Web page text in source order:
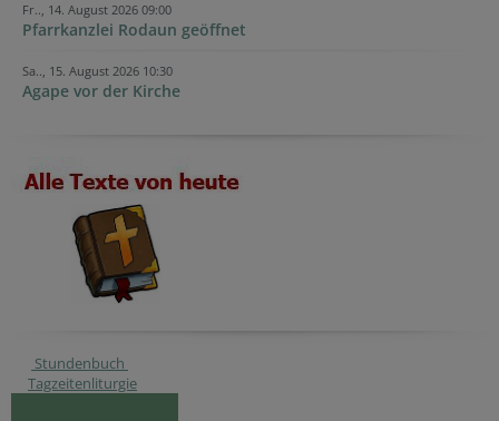
Fr.., 14. August 2026 09:00
Pfarrkanzlei Rodaun geöffnet
Sa.., 15. August 2026 10:30
Agape vor der Kirche
Stundenbuch
Tagzeitenliturgie